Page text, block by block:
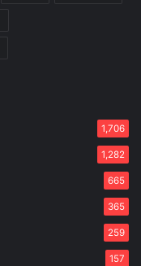
1,706
1,282
665
365
259
157